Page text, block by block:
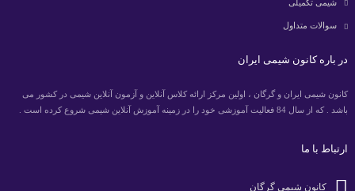
شیمی تکمیلی
سوالات متداول
در باره کانون شیمی ایران
کانون شیمی ایران و گرگان ، اولین مرکز ارائه کلاس آنلاین و آزمون آنلاین شیمی در کشور می
باشد . که از سال 84 فعالیت آموزشی خود را در زمینه آموزش آنلاین شیمی شروع کرده است .
ارتباط با ما
کانون شیمی گرگان